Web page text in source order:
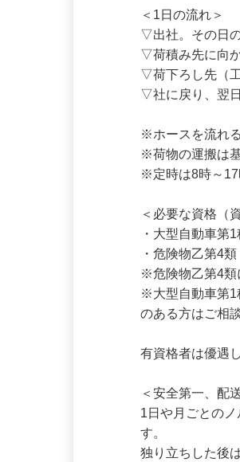
＜1日の流れ＞
▽出社。その日
▽荷積み先に向
▽荷下ろし先（
※ホースを流れ
※荷物の運搬は
＜必要な資格（
・大型自動車第
・危険物乙第4類
※危険物乙第4
※大型自動車第1
＜安全第一、配
1日や月ごとの
す。